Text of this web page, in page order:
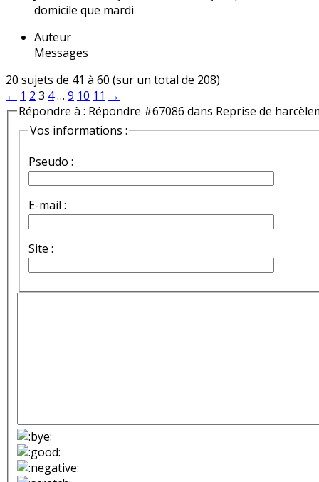
domicile que mardi
Auteur
Messages
20 sujets de 41 à 60 (sur un total de 208)
← 1 2 3 4… 9 10 11 →
Répondre à : Répondre #67086 dans Reprise de
Vos informations :
Pseudo :
E-mail :
Site :